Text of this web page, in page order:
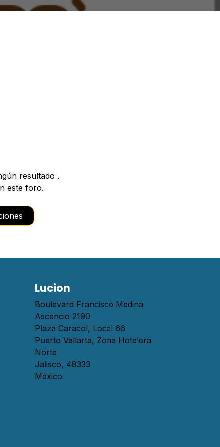
resultado .
este foro.
Lucion
Boulevard Francisco Medina
Ascencio 2190
Plaza Caracol, Local 66
Puerto Vallarta, Zona Hotelera
Norte
Jalisco, 48333
México